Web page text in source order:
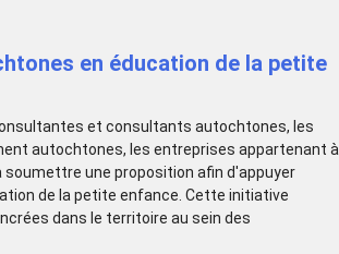
en éducation de la petite
et consultants autochtones, les
autochtones, les entreprises appartenant à
une proposition afin d'appuyer
de la petite enfance. Cette initiative
dans le territoire au sein des